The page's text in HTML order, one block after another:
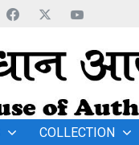
COLLECTION